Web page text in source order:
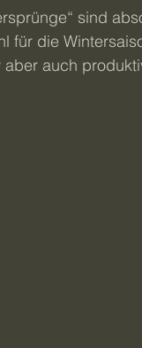
sind
für die
auch